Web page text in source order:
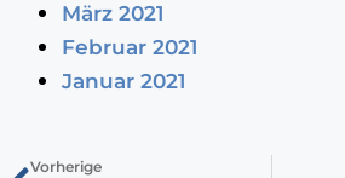
März 2021
Februar 2021
Januar 2021
Vorherige